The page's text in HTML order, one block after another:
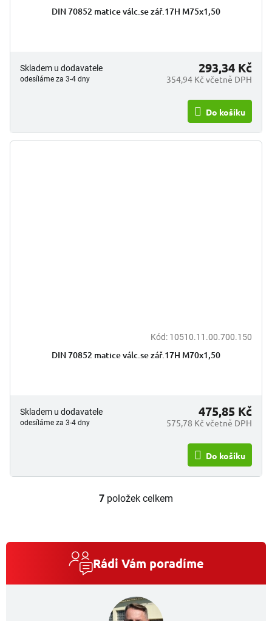
DIN 70852 matice válc.se zář.17H M75x1,50
Skladem u dodavatele
odesíláme za 3-4 dny 354,94 Kč včetně DPH
293,34 Kč
Do košíku
Kód: 10510.11.00.700.150
DIN 70852 matice válc.se zář.17H M70x1,50
Skladem u dodavatele
odesíláme za 3-4 dny 575,78 Kč včetně DPH
475,85 Kč
Do košíku
O
a
í
p
r
7 položek celkem
Rádi Vám poradíme